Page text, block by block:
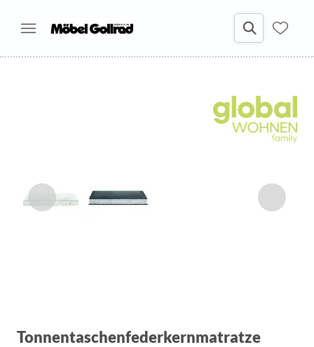
Tonnentaschenfederkernmatratze